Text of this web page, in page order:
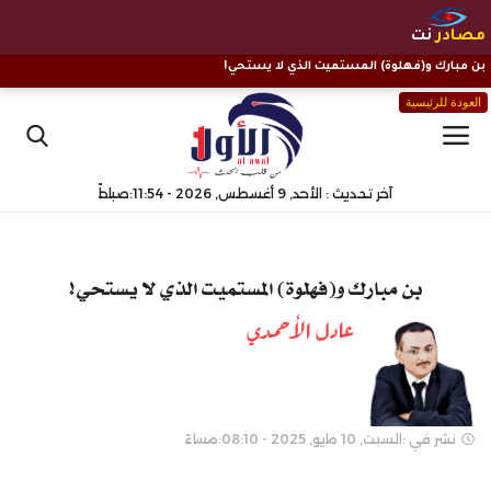
مصادرنت
العودة للرئيسية
بن مبارك و(فهلوة) المستميت الذي لا يستحي!